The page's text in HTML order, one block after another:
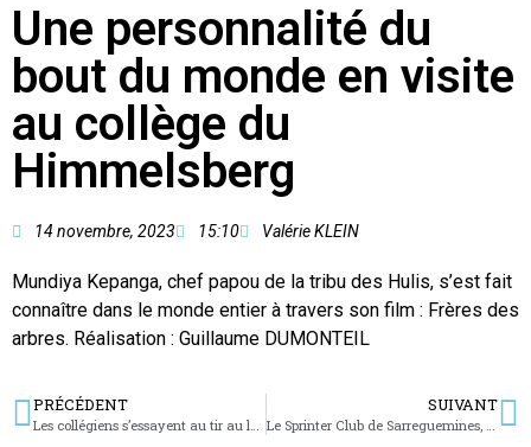
Une personnalité du
bout du monde en visite
au collège du
Himmelsberg
14 novembre, 2023 15:10 Valérie KLEIN
Mundiya Kepanga, chef papou de la tribu des Hulis, s’est fait
connaître dans le monde entier à travers son film : Frères des
arbres. Réalisation : Guillaume DUMONTEIL
PRÉCÉDENT
Les collégiens s’essayent au tir au laser
SUIVANT
Le Sprinter Club de Sarreguemines, une association qui roule !